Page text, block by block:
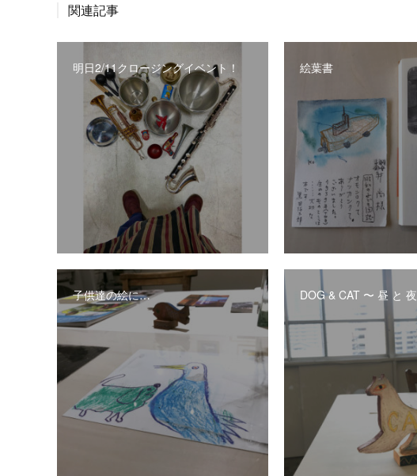
関連記事
明日2/11クロージングイベント！ 絵葉書
子供達の絵に… DOG & CAT 〜 昼 と 夜